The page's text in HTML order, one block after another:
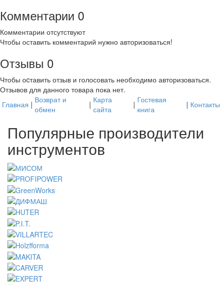
Комментарии 0
Комментарии отсутствуют
Чтобы оставить комментарий нужно авторизоваться!
Отзывы 0
Чтобы оcтавить отзыв и голосовать необходимо авторизоваться.
Отзывов для данного товара пока нет.
Главная | Возврат и
обмен
| Карта
сайта
| Гостевая
книга
| Контакты
Популярные производители
инструментов